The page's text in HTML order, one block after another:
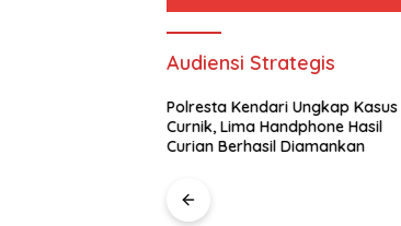
Audiensi Strategis
Polresta Kendari Ungkap Kasus
Curnik, Lima Handphone Hasil
Curian Berhasil Diamankan